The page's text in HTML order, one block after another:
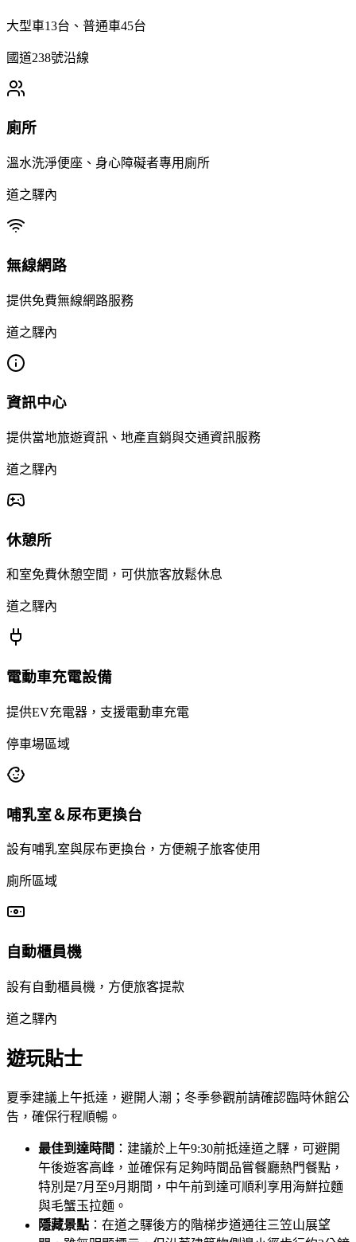
大型車13台、普通車45台
國道238號沿線
廁所
溫水洗淨便座、身心障礙者專用廁所
道之驛內
無線網路
提供免費無線網路服務
道之驛內
資訊中心
提供當地旅遊資訊、地產直銷與交通資訊服務
道之驛內
休憩所
和室免費休憩空間，可供旅客放鬆休息
道之驛內
電動車充電設備
提供EV充電器，支援電動車充電
停車場區域
哺乳室＆尿布更換台
設有哺乳室與尿布更換台，方便親子旅客使用
廁所區域
自動櫃員機
設有自動櫃員機，方便旅客提款
道之驛內
遊玩貼士
夏季建議上午抵達，避開人潮；冬季參觀前請確認臨時休館公
告，確保行程順暢。
最佳到達時間 ：建議於上午9:30前抵達道之驛，可避開
午後遊客高峰，並確保有足夠時間品嘗餐廳熱門餐點，
特別是7月至9月期間，中午前到達可順利享用海鮮拉麵
與毛蟹玉拉麵。
隱藏景點 ：在道之驛後方的階梯步道通往三笠山展望